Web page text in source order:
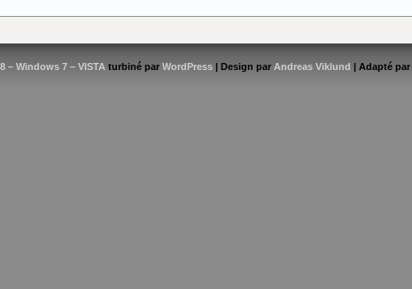
– Windows 7 – VISTA turbiné par WordPress | Design par Andreas Viklund | Adapté par